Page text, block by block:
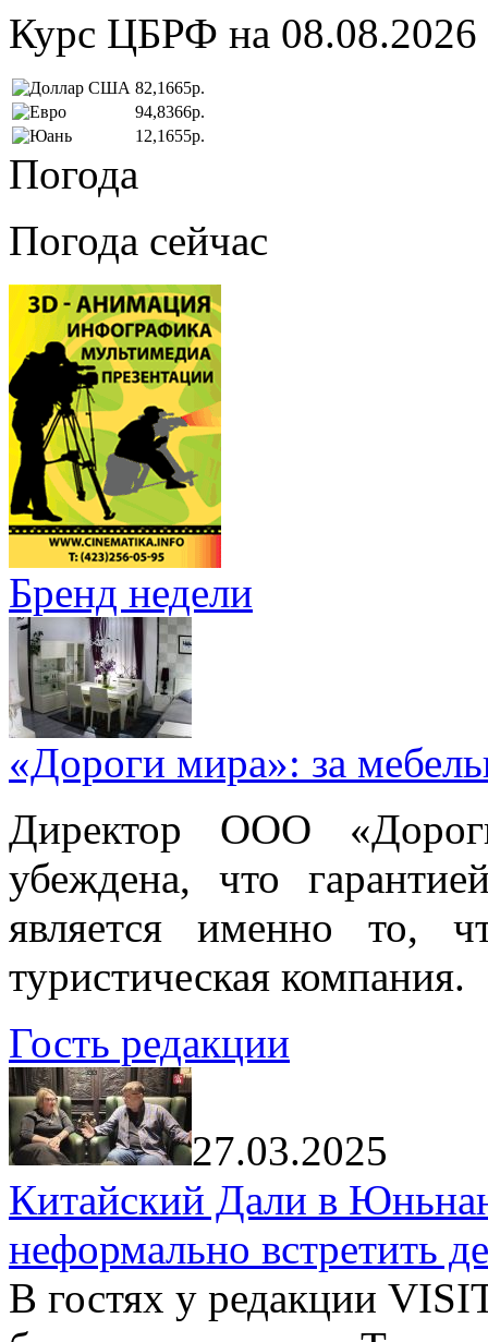
Курс ЦБРФ на 08.08.2026
82,1665р.
94,8366р.
12,1655р.
Погода
Погода сейчас
Бренд недели
«Дороги мира»: за
Директор ООО
убеждена, что
является именно то,
туристическая компания.
Гость редакции
27.03.2025
Китайский Дали в
неформально встретить
В гостях у редакции